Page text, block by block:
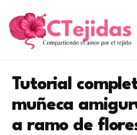
contenido
Tutorial
muñeca
a ramo de